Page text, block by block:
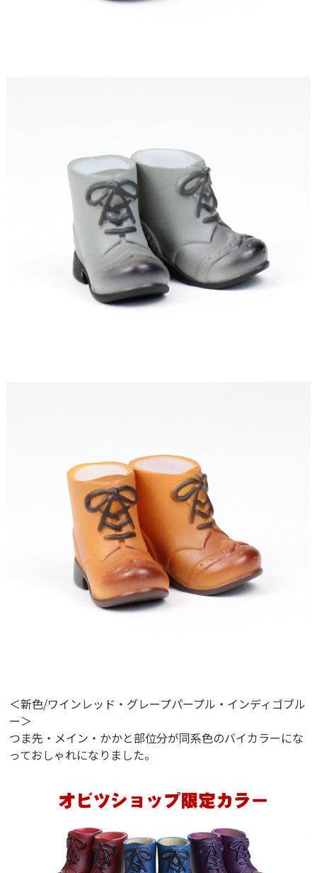
＜新色/ワインレッド・グレープパープル・インディゴブル
ー＞
つま先・メイン・かかと部位分が同系色のバイカラーにな
っておしゃれになりました。